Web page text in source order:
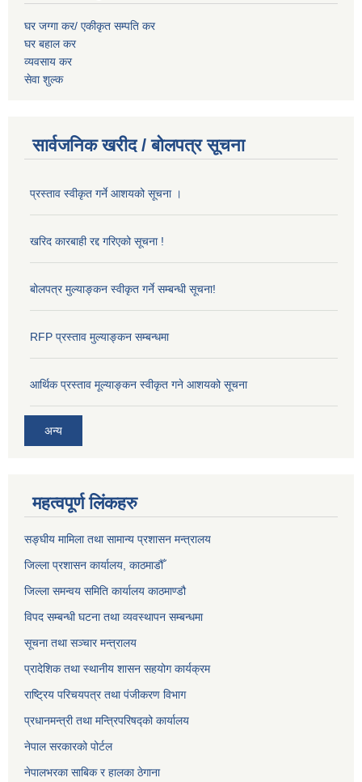
घर जग्गा कर/ एकीकृत सम्पति कर
घर बहाल कर
व्यवसाय कर
सेवा शुल्क
सार्वजनिक खरीद / बोलपत्र सूचना
प्रस्ताव स्वीकृत गर्ने आशयको सूचना ।
खरिद कारबाही रद्द गरिएको सूचना !
बोलपत्र मुल्याङ्कन स्वीकृत गर्ने सम्बन्धी सूचना!
RFP प्रस्ताव मुल्याङ्कन सम्बन्धमा
आर्थिक प्रस्ताव मूल्याङ्कन स्वीकृत गने आशयको सूचना
अन्य
महत्वपूर्ण लिंकहरु
सङ्‍घीय मामिला तथा सामान्य प्रशासन मन्त्रालय
जिल्ला प्रशासन कार्यालय, काठमाडौँ
जिल्ला समन्वय समिति कार्यालय काठमाण्ड‌ौ
विपद सम्बन्धी घटना तथा व्यवस्थापन सम्बन्धमा
सूचना तथा सञ्चार मन्त्रालय
प्रादेशिक तथा स्थानीय शासन सहयोग कार्यक्रम
राष्ट्रिय परिचयपत्र तथा पंजीकरण विभाग
प्रधानमन्त्री तथा मन्त्रिपरिषद्को कार्यालय
नेपाल सरकारको पोर्टल
नेपालभरका साबिक र हालका ठेगाना